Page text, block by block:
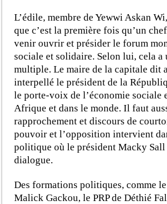
L’édile, membre de Yewwi Askan
que c’est la première fois qu’un
venir ouvrir et présider le forum
sociale et solidaire. Selon lui, cela
multiple. Le maire de la capitale dit
interpellé le président de la
le porte-voix de l’économie sociale
Afrique et dans le monde. Il faut
rapprochement et discours de
pouvoir et l’opposition intervient
politique où le président Macky Sall
dialogue.
Des formations politiques, comme
Malick Gackou, le PRP de Déthié